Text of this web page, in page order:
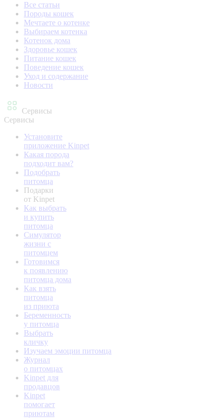
Все статьи
Породы кошек
Мечтаете о котенке
Выбираем котенка
Котенок дома
Здоровье кошек
Питание кошек
Поведение кошек
Уход и содержание
Новости
Сервисы
Сервисы
Установите
приложение Kinpet
Какая порода
подходит вам?
Подобрать
питомца
Подарки
от Kinpet
Как выбрать
и купить
питомца
Симулятор
жизни с
питомцем
Готовимся
к появлению
питомца дома
Как взять
питомца
из приюта
Беременность
у питомца
Выбрать
кличку
Изучаем эмоции питомца
Журнал
о питомцах
Kinpet для
продавцов
Kinpet
помогает
приютам